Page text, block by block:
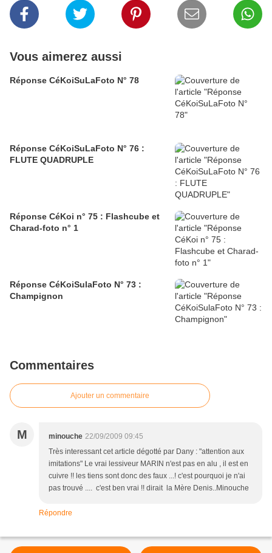
Vous aimerez aussi
Réponse CéKoiSuLaFoto N° 78
Réponse CéKoiSuLaFoto N° 76 :
FLUTE QUADRUPLE
Réponse CéKoi n° 75 : Flashcube et
Charad-foto n° 1
Réponse CéKoiSulaFoto N° 73 :
Champignon
Commentaires
Ajouter un commentaire
M minouche 22/09/2009 09:45
Très interessant cet article dégotté par Dany : "attention aux
imitations" Le vrai lessiveur MARIN n'est pas en alu , il est en
cuivre !! les tiens sont donc des faux ...! c'est pourquoi je n'ai
pas trouvé .... c'est ben vrai !! dirait la Mère Denis..Minouche
Répondre